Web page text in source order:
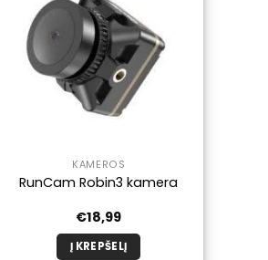
KAMEROS
RunCam Robin3 kamera
€18,99
Į KREPŠELĮ